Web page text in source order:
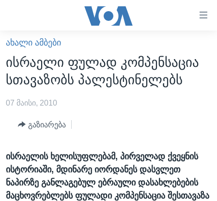
ხელმისაწვდომობისთვის
გადადით
მთავარზე
გადადით
მთავარ
გადადით
ძიებაზე
ᲐᲮᲐᲚᲘ ᲐᲛᲑᲔᲑᲘ
ᲡᲐᲥᲐᲠᲗᲕᲔᲚᲝ
ᲐᲨᲨ
ᲐᲨᲨ-ᲘᲡ ᲐᲠᲩᲔᲕᲜᲔᲑᲘ 2024
ᲕᲘᲓᲔᲝᲔᲑᲘ
ᲒᲐᲓᲐᲪᲔᲛᲔᲑᲘ
ᲕᲐᲨᲘᲜᲒᲢᲝᲜᲘ ᲓᲦᲔᲡ
ᲡᲮᲕᲐ ᲡᲘᲐᲮᲚᲔᲔᲑᲘ
ᲐᲮᲐᲚᲘ ᲐᲛᲑᲔᲑᲘ
ისრაელი ფულად კომპენსაცია
სთავაზობს პალესტინელებს
07 მაისი, 2010
გაზიარება
ისრაელის ხელისუფლებამ, პირველად ქვეყნის
ისტორიაში, მდინარე იორდანეს დასვლეთ
ნაპირზე განლაგებულ ებრაული დასახლებების
მაცხოვრებლებს ფულადი კომპენსაცია შესთავაზა